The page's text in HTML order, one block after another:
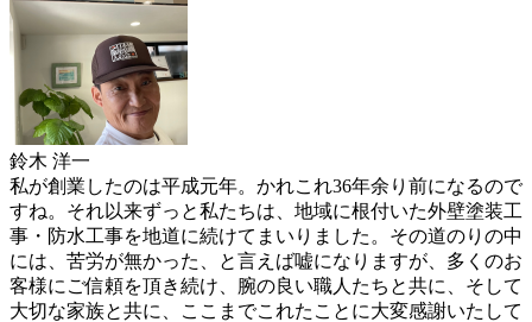
鈴木 洋一
私が創業したのは平成元年。かれこれ36年余り前になるので
すね。それ以来ずっと私たちは、地域に根付いた外壁塗装工
事・防水工事を地道に続けてまいりました。その道のりの中
には、苦労が無かった、と言えば嘘になりますが、多くのお
客様にご信頼を頂き続け、腕の良い職人たちと共に、そして
大切な家族と共に、ここまでこれたことに大変感謝いたして